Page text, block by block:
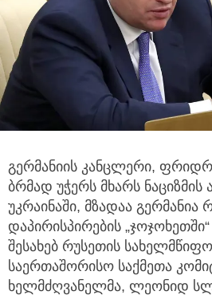
გერმანიის კანცლერი,
ბრმად უჭერს მხარს ნაციზმის
უკრაინაში, მზადაა გერმანია
დაპირისპირების „ჯოჯოხეთში“
შესახებ რუსეთის
საერთაშორისო საქმეთა
ხელმძღვანელმა, ლეონიდ